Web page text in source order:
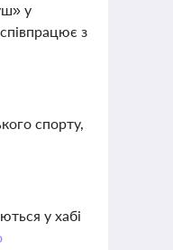
у
з
спорту,
у хабі